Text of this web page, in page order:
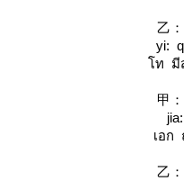
乙
yi:
ท มีส
甲
เอก
乙